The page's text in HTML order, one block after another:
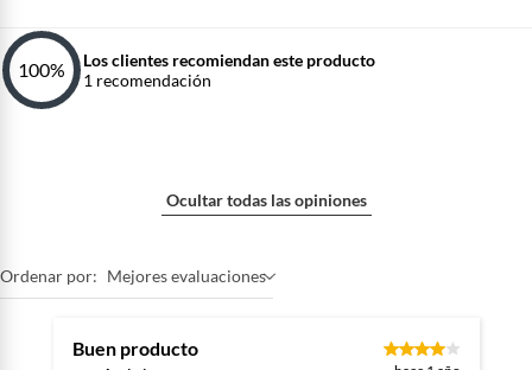
100%
Los clientes recomiendan este producto
1 recomendación
Ocultar todas las opiniones
Ordenar por: Mejores evaluaciones
Buen producto